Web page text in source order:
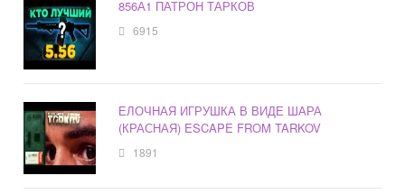
856А1 ПАТРОН ТАРКОВ
6915
ЕЛОЧНАЯ ИГРУШКА В ВИДЕ ШАРА
(КРАСНАЯ) ESCAPE FROM TARKOV
1891